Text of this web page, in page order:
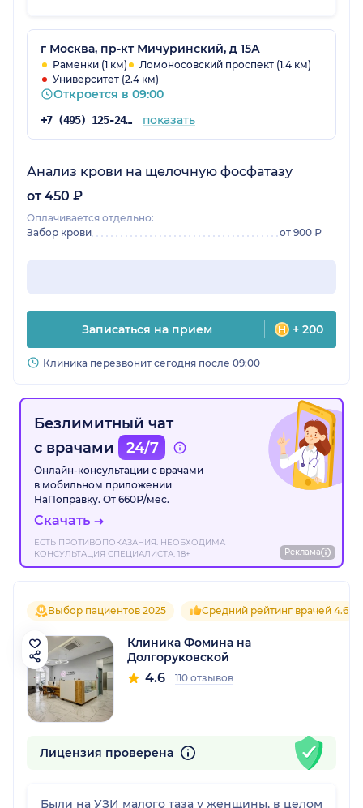
г Москва, пр-кт Мичуринский, д 15А
Раменки (1 км)
Ломоносовский проспект (1.4 км)
Университет (2.4 км)
Откроется в 09:00
+7 (495) 125-24-71 показать
Анализ крови на щелочную фосфатазу
от 450 ₽
Оплачивается отдельно:
Забор крови
от 900 ₽
Записаться на прием + 200
Клиника перезвонит сегодня после 09:00
Безлимитный чат
с врачами
24/7
Онлайн-консультации с врачами
в мобильном приложении
НаПоправку. От 660₽/мес.
Скачать
ЕСТЬ ПРОТИВОПОКАЗАНИЯ. НЕОБХОДИМА
КОНСУЛЬТАЦИЯ СПЕЦИАЛИСТА. 18+
Реклама
Выбор пациентов 2025 Средний рейтинг врачей 4.6
Клиника Фомина на
Долгоруковской
4.6 110 отзывов
Лицензия проверена
Были на УЗИ малого таза у женщины, в целом